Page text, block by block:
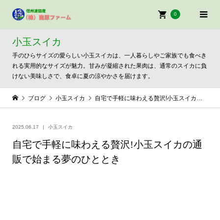
0
小玉スイカ
手のひらサイズの愛らしい小玉スイカは、一人暮らしやご家族でも食べき
れる実用的なサイズが魅力。甘みが凝縮された果肉は、通常のスイカに負
けない美味しさで、食卓に夏の涼やかさを届けます。
ブログ 小玉スイカ 自宅で手軽に味わえる贅沢!小玉スイカの通販で始まる夢のひととき
2025.06.17 小玉スイカ
自宅で手軽に味わえる贅沢!小玉スイカの通
販で始まる夢のひととき